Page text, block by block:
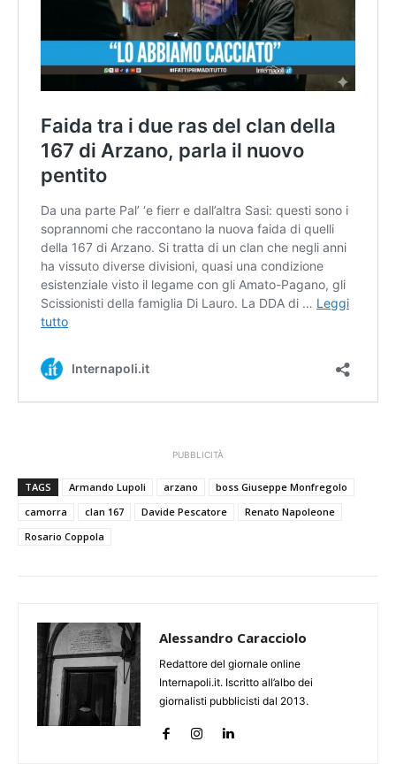
PUBBLICITÀ
TAGS Armando Lupoli arzano
boss Giuseppe Monfregolo
camorra
clan 167 Davide Pescatore
Renato Napoleone
Rosario Coppola
Alessandro Caracciolo
Redattore del giornale online
Internapoli.it. Iscritto all’albo dei
giornalisti pubblicisti dal 2013.